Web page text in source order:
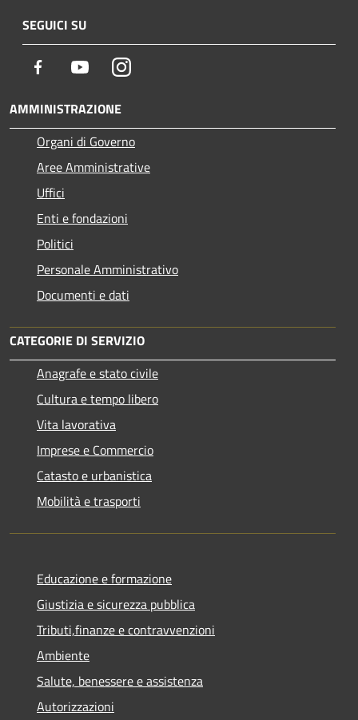
SEGUICI SU
Facebook YoutubeInstagram
AMMINISTRAZIONE
Organi di Governo
Aree Amministrative
Uffici
Enti e fondazioni
Politici
Personale Amministrativo
Documenti e dati
CATEGORIE DI SERVIZIO
Anagrafe e stato civile
Cultura e tempo libero
Vita lavorativa
Imprese e Commercio
Catasto e urbanistica
Mobilità e trasporti
Educazione e formazione
Giustizia e sicurezza pubblica
Tributi,finanze e contravvenzioni
Ambiente
Salute, benessere e assistenza
Autorizzazioni